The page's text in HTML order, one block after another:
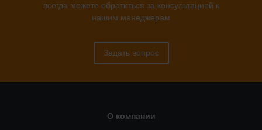
всегда можете обратиться за консультацией к
нашим менеджерам
Задать вопрос
О компании